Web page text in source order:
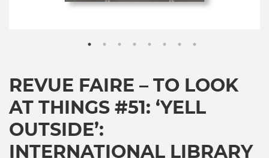
REVUE FAIRE – TO LOOK
AT THINGS #51: ‘YELL
OUTSIDE’:
INTERNATIONAL LIBRARY